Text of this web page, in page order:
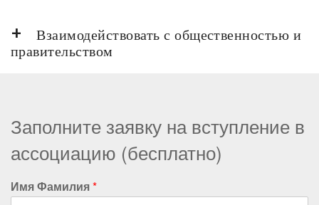
Взаимодействовать с общественностью и
правительством
Заполните заявку на вступление в
ассоциацию (бесплатно)
Имя Фамилия*